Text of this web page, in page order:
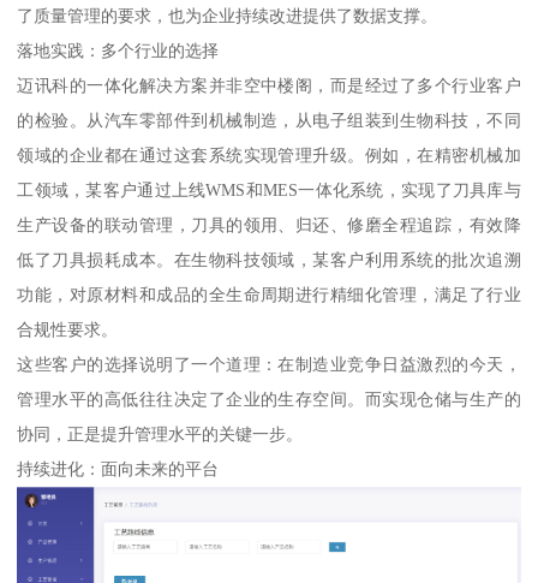
了质量管理的要求，也为企业持续改进提供了数据支撑。
落地实践：多个行业的选择
迈讯科的一体化解决方案并非空中楼阁，而是经过了多个行业客户
的检验。从汽车零部件到机械制造，从电子组装到生物科技，不同
领域的企业都在通过这套系统实现管理升级。例如，在精密机械加
工领域，某客户通过上线WMS和MES一体化系统，实现了刀具库与
生产设备的联动管理，刀具的领用、归还、修磨全程追踪，有效降
低了刀具损耗成本。在生物科技领域，某客户利用系统的批次追溯
功能，对原材料和成品的全生命周期进行精细化管理，满足了行业
合规性要求。
这些客户的选择说明了一个道理：在制造业竞争日益激烈的今天，
管理水平的高低往往决定了企业的生存空间。而实现仓储与生产的
协同，正是提升管理水平的关键一步。
持续进化：面向未来的平台